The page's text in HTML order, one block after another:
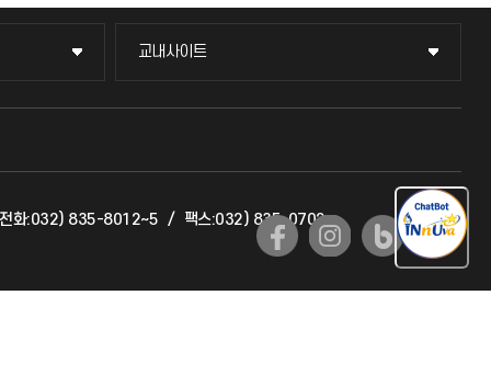
교내사이트
교내사이트
교수회
국제교류과
전화:032) 835-8012~5 / 팩스:032) 835-0702